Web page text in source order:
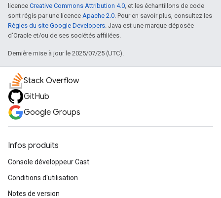
licence Creative Commons Attribution 4.0 , et les échantillons de code
sont régis par une licence Apache 2.0 . Pour en savoir plus, consultez les
Règles du site Google Developers . Java est une marque déposée
d'Oracle et/ou de ses sociétés affiliées.
Dernière mise à jour le 2025/07/25 (UTC).
Stack Overflow
GitHub
Google Groups
Infos produits
Console développeur Cast
Conditions d'utilisation
Notes de version